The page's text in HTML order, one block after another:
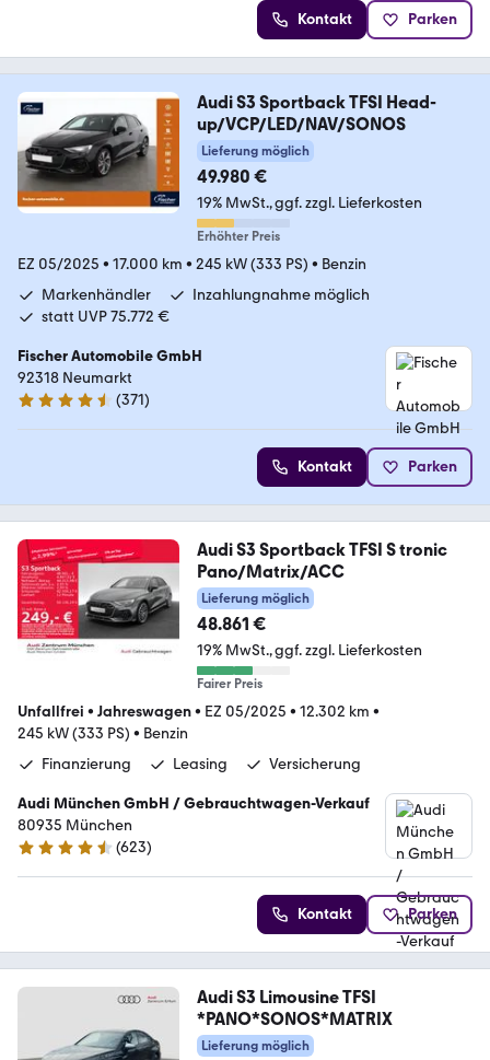
Kontakt Parken
Audi S3 Sportback TFSI Head-
up/VCP/LED/NAV/SONOS
Lieferung möglich
49.980 €
19% MwSt. ggf. zzgl. Lieferkosten
Erhöhter Preis
EZ 05/2025 • 17.000 km • 245 kW (333 PS) • Benzin
Markenhändler
Inzahlungnahme möglich
statt UVP 75.772 €
Fischer Automobile GmbH
92318 Neumarkt
4.7 Sterne
(371)
Kontakt Parken
Audi S3 Sportback TFSI S tronic
Pano/Matrix/ACC
Lieferung möglich
48.861 €
19% MwSt. ggf. zzgl. Lieferkosten
Fairer Preis
Unfallfrei • Jahreswagen• EZ 05/2025 • 12.302 km •
245 kW (333 PS) • Benzin
Finanzierung
Leasing Versicherung
Audi München GmbH / Gebrauchtwagen-Verkauf
80935 München
4.5 Sterne
(623)
Kontakt Parken
Audi S3 Limousine TFSI
*PANO*SONOS*MATRIX
Lieferung möglich